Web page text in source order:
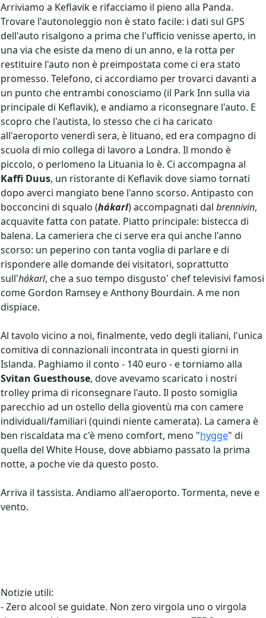
Arriviamo a Keflavik e rifacciamo il pieno alla Panda.
Trovare l'autonoleggio non è stato facile: i dati sul GPS
dell'auto risalgono a prima che l'ufficio venisse aperto, in
una via che esiste da meno di un anno, e la rotta per
restituire l'auto non è preimpostata come ci era stato
promesso. Telefono, ci accordiamo per trovarci davanti a
un punto che entrambi conosciamo (il Park Inn sulla via
principale di Keflavik), e andiamo a riconsegnare l'auto. E
scopro che l'autista, lo stesso che ci ha caricato
all'aeroporto venerdì sera, è lituano, ed era compagno di
scuola di mio collega di lavoro a Londra. Il mondo è
piccolo, o perlomeno la Lituania lo è. Ci accompagna al
Kaffi Duus, un ristorante di Keflavik dove siamo tornati
dopo averci mangiato bene l'anno scorso. Antipasto con
bocconcini di squalo (hákarl) accompagnati dal brennivin,
acquavite fatta con patate. Piatto principale: bistecca di
balena. La cameriera che ci serve era qui anche l'anno
scorso: un peperino con tanta voglia di parlare e di
rispondere alle domande dei visitatori, soprattutto
sull'hákarl, che a suo tempo disgusto' chef televisivi famosi
come Gordon Ramsey e Anthony Bourdain. A me non
dispiace.
Al tavolo vicino a noi, finalmente, vedo degli italiani, l'unica
comitiva di connazionali incontrata in questi giorni in
Islanda. Paghiamo il conto - 140 euro - e torniamo alla
Svitan Guesthouse, dove avevamo scaricato i nostri
trolley prima di riconsegnare l'auto. Il posto somiglia
parecchio ad un ostello della gioventù ma con camere
individuali/familiari (quindi niente camerata). La camera è
ben riscaldata ma c'è meno comfort, meno "hygge" di
quella del White House, dove abbiamo passato la prima
notte, a poche vie da questo posto.
Arriva il tassista. Andiamo all'aeroporto. Tormenta, neve e
vento.
Notizie utili:
- Zero alcool se guidate. Non zero virgola uno o virgola